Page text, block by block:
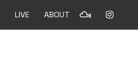
LIVE ABOUT